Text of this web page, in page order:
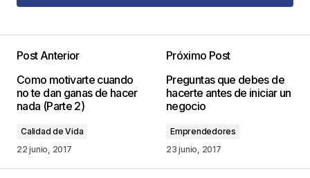
Agregar Comentario
publicada. Los campos obligatorios están
marcados con*
Comentario
Post Anterior
Como motivarte cuando
no te dan ganas de hacer
nada (Parte 2)
Calidad de Vida
22 junio, 2017
Próximo Post
Preguntas que debes de
hacerte antes de iniciar un
negocio
Emprendedores
23 junio, 2017